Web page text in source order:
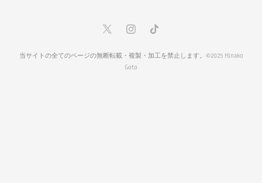
当サイトの全てのページの無断転載・複製・加工を禁止します。©2025 Hinako
Goto